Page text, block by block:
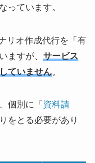
っています。
リオ作成代行を「有
ますが、 サービス
ていません。
個別に「 資料請
をとる必要があり